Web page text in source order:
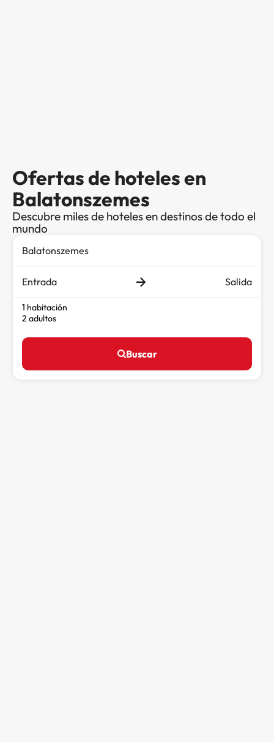
Ofertas de hoteles en
Balatonszemes
Descubre miles de hoteles en destinos de todo el
mundo
Entrada Salida
1 habitación
2 adultos
Buscar